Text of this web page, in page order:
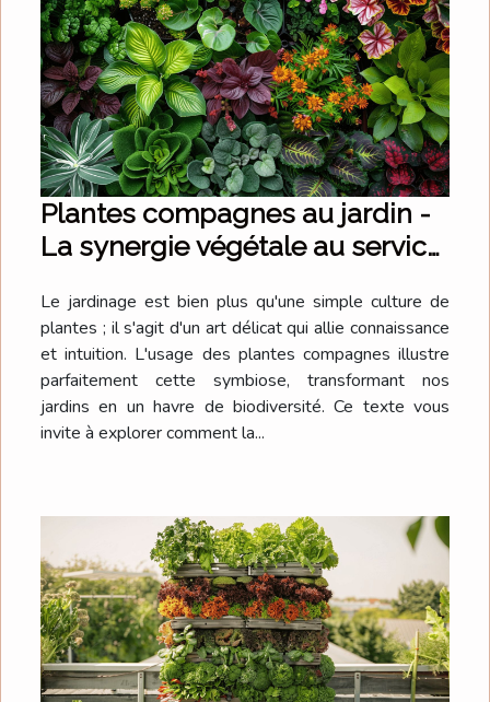
Plantes compagnes au jardin -
La synergie végétale au service
Le jardinage est bien plus qu'une simple culture de
plantes ; il s'agit d'un art délicat qui allie connaissance
et intuition. L'usage des plantes compagnes illustre
parfaitement cette symbiose, transformant nos
jardins en un havre de biodiversité. Ce texte vous
invite à explorer comment la...